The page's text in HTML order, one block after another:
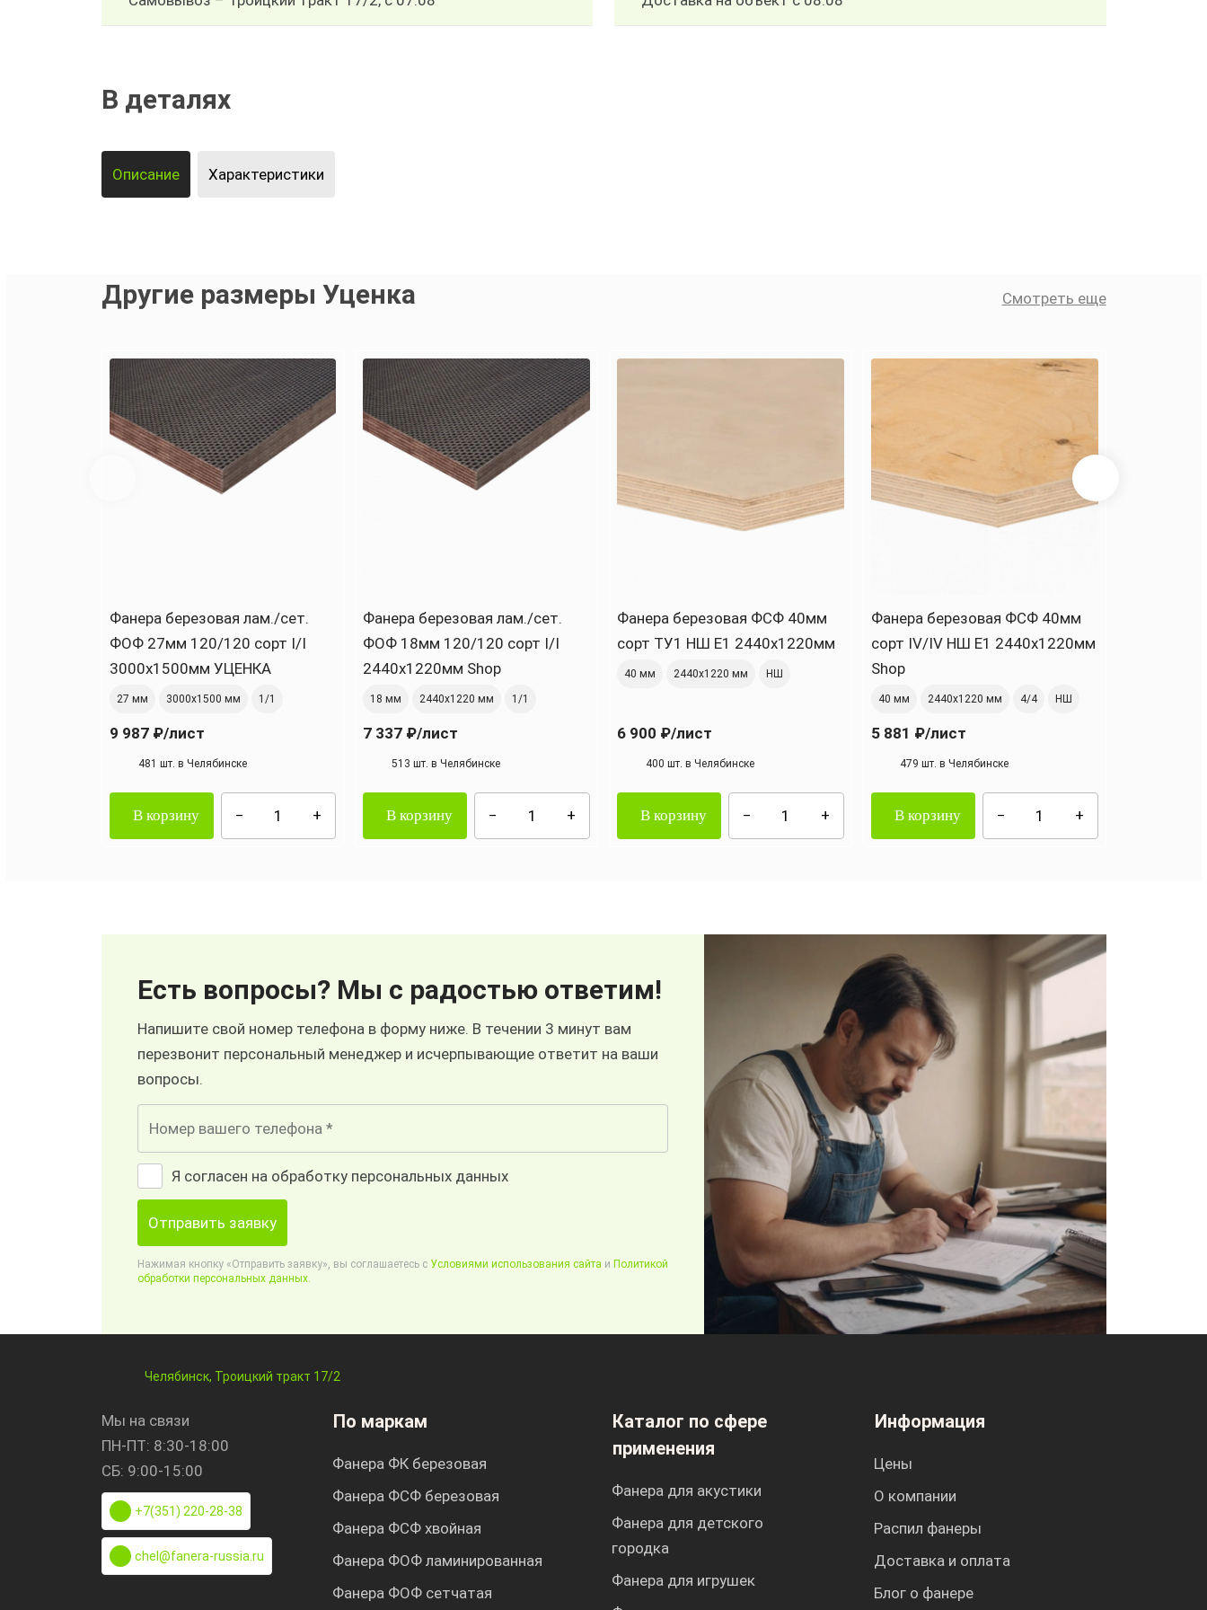
В деталях
Описание Характеристики
Другие размеры Уценка Смотреть еще
Фанера березовая лам./сет.
ФОФ 27мм 120/120 сорт I/I
3000х1500мм УЦЕНКА
27 мм 3000х1500 мм 1/1
9 987 ₽/лист
481 шт. в Челябинске
В корзину
Фанера березовая лам./сет.
ФОФ 18мм 120/120 сорт I/I
2440х1220мм Shop
18 мм 2440х1220 мм 1/1
7 337 ₽/лист
513 шт. в Челябинске
В корзину
Фанера березовая ФСФ 40мм
сорт ТУ1 НШ Е1 2440x1220мм
40 мм 2440х1220 мм НШ
6 900 ₽/лист
400 шт. в Челябинске
В корзину
Фанера березовая ФСФ 40мм
сорт IV/IV НШ Е1 2440x1220мм
Shop
40 мм 2440х1220 мм 4/4 НШ
5 881 ₽/лист
479 шт. в Челябинске
В корзину
Есть вопросы? Мы с радостью ответим!
Напишите свой номер телефона в форму ниже. В течении 3 минут вам
перезвонит персональный менеджер и исчерпывающие ответит на ваши
вопросы.
Я согласен на обработку персональных данных
Отправить заявку
Нажимая кнопку «Отправить заявку», вы соглашаетесь с Условиями использования сайта и Политикой
обработки персональных данных.
Челябинск, Троицкий тракт 17/2
Мы на связи
ПН-ПТ: 8:30-18:00
СБ: 9:00-15:00
+7(351) 220-28-38
chel@fanera-russia.ru
По маркам
Фанера ФК березовая
Фанера ФСФ березовая
Фанера ФСФ хвойная
Фанера ФОФ ламинированная
Фанера ФОФ сетчатая
Каталог по сфере
применения
Фанера для акустики
Фанера для детского
городка
Фанера для игрушек
Информация
Цены
О компании
Распил фанеры
Доставка и оплата
Блог о фанере